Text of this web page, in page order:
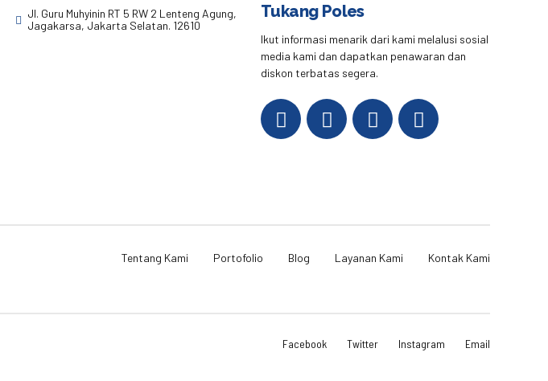
Jl. Guru Muhyinin RT 5 RW 2 Lenteng Agung,
Jagakarsa, Jakarta Selatan. 12610
Tukang Poles
Ikut informasi menarik dari kami melalusi sosial
media kami dan dapatkan penawaran dan
diskon terbatas segera.
Tentang Kami Portofolio Blog Layanan Kami Kontak Kami
Facebook Twitter Instagram Email